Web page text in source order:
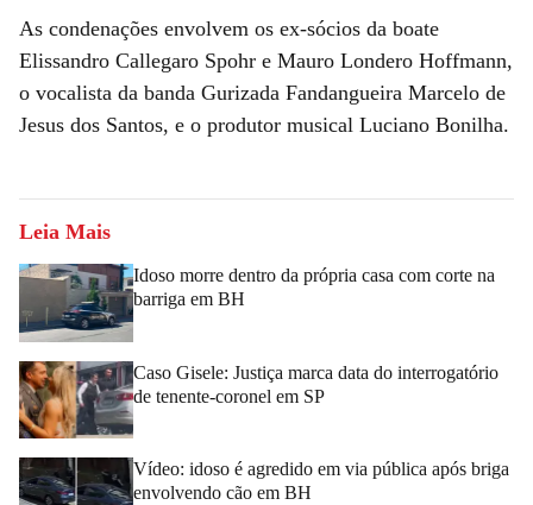
As condenações envolvem os ex-sócios da boate
Elissandro Callegaro Spohr e Mauro Londero Hoffmann,
o vocalista da banda Gurizada Fandangueira Marcelo de
Jesus dos Santos, e o produtor musical Luciano Bonilha.
Leia Mais
Idoso morre dentro da própria casa com corte na
barriga em BH
Caso Gisele: Justiça marca data do interrogatório
de tenente-coronel em SP
Vídeo: idoso é agredido em via pública após briga
envolvendo cão em BH